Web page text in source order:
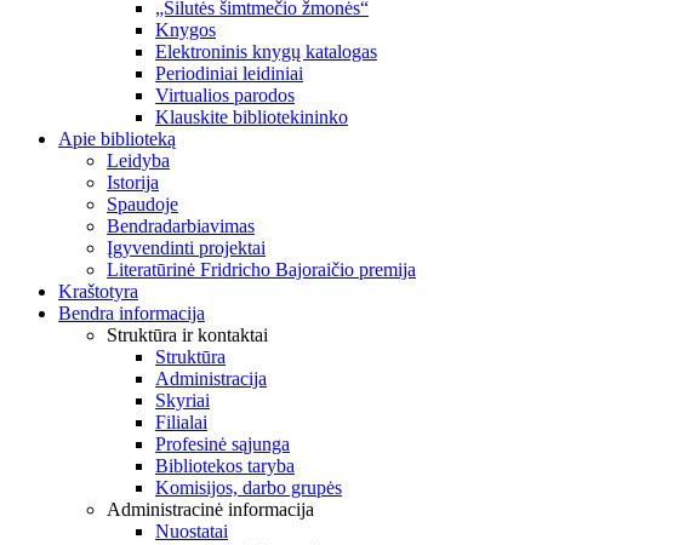
„Šilutės šimtmečio žmonės“
Knygos
Elektroninis knygų katalogas
Periodiniai leidiniai
Virtualios parodos
Klauskite bibliotekininko
Apie biblioteką
Leidyba
Istorija
Spaudoje
Bendradarbiavimas
Įgyvendinti projektai
Literatūrinė Fridricho Bajoraičio premija
Kraštotyra
Bendra informacija
Struktūra ir kontaktai
Struktūra
Administracija
Skyriai
Filialai
Profesinė sąjunga
Bibliotekos taryba
Komisijos, darbo grupės
Administracinė informacija
Nuostatai